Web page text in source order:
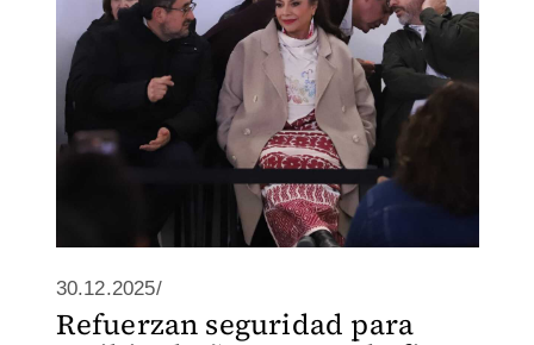
30.12.2025/
Refuerzan seguridad para